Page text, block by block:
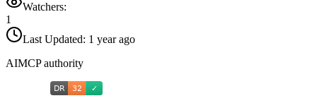
Watchers:
1
Last Updated: 1 year ago
AIMCP authority